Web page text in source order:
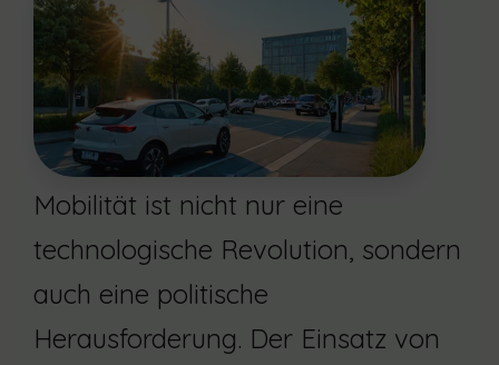
Mobilität ist nicht nur eine
technologische Revolution, sondern
auch eine politische
Herausforderung. Der Einsatz von